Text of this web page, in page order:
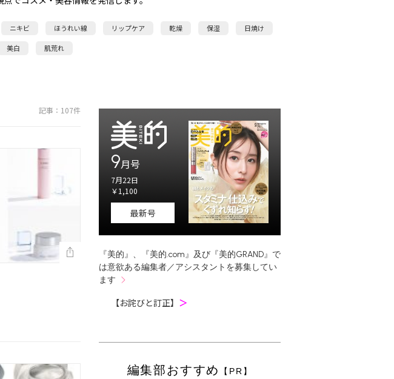
ニキビ ほうれい線 リップケア 乾燥 保湿 日焼け
美白 肌荒れ
記事：107件
9月号
7月22日
￥1,100
最新号
『美的』、『美的.com』及び『美的GRAND』で
は意欲ある編集者／アシスタントを募集してい
ます
【お詫びと訂正】 ＞
編集部おすすめ 【PR】